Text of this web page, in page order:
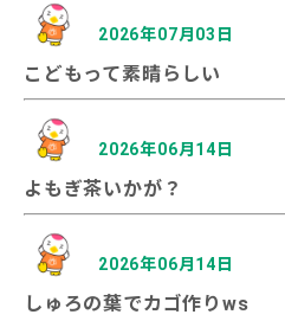
2026年07月03日
こどもって素晴らしい
2026年06月14日
よもぎ茶いかが？
2026年06月14日
しゅろの葉でカゴ作りws